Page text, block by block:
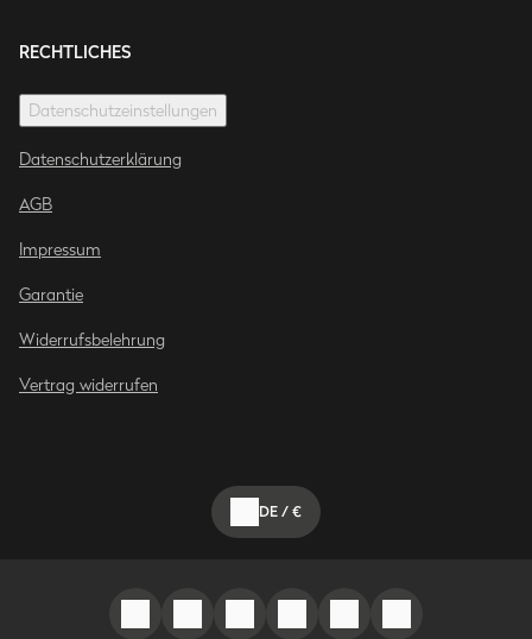
RECHTLICHES
Datenschutzeinstellungen
Datenschutzerklärung
AGB
Impressum
Garantie
Widerrufsbelehrung
Vertrag widerrufen
DE/€